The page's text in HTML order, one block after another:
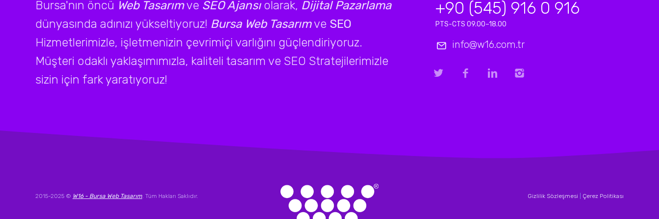
Bursa'nın öncü Web Tasarımve SEO Ajansıolarak, Dijital Pazarlama
dünyasında adınızı yükseltiyoruz! Bursa Web Tasarımve SEO
Hizmetlerimizle, işletmenizin çevrimiçi varlığını güçlendiriyoruz.
Müşteri odaklı yaklaşımımızla, kaliteli tasarım ve SEO Stratejilerimizle
sizin için fark yaratıyoruz!
+90 (545) 916 0 916
PTS-CTS 09.00–18.00
info@w16.com.tr
2015-2025 © W16 - Bursa Web Tasarım. Tüm Hakları Saklıdır. Gizlilik Sözleşmesi Çerez Politikası